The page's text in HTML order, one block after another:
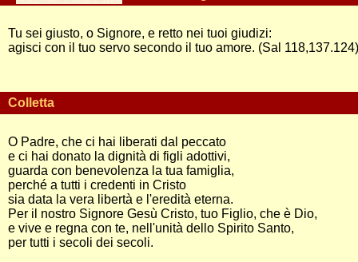
Tu sei giusto, o Signore, e retto nei tuoi giudizi:
agisci con il tuo servo secondo il tuo amore. (Sal 118,137.124)
Colletta
O Padre, che ci hai liberati dal peccato
e ci hai donato la dignità di figli adottivi,
guarda con benevolenza la tua famiglia,
perché a tutti i credenti in Cristo
sia data la vera libertà e l'eredità eterna.
Per il nostro Signore Gesù Cristo, tuo Figlio, che è Dio,
e vive e regna con te, nell'unità dello Spirito Santo,
per tutti i secoli dei secoli.